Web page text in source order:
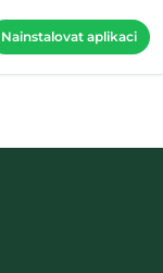
Nainstalovat aplikaci